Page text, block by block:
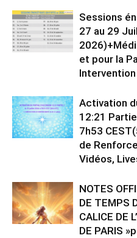
Sessions
27 au 29
et pour la
Intervention
Activation
12:21
7h53
de
Vidéos,
NOTES
DE TEMPS
CALICE DE
DE PARIS